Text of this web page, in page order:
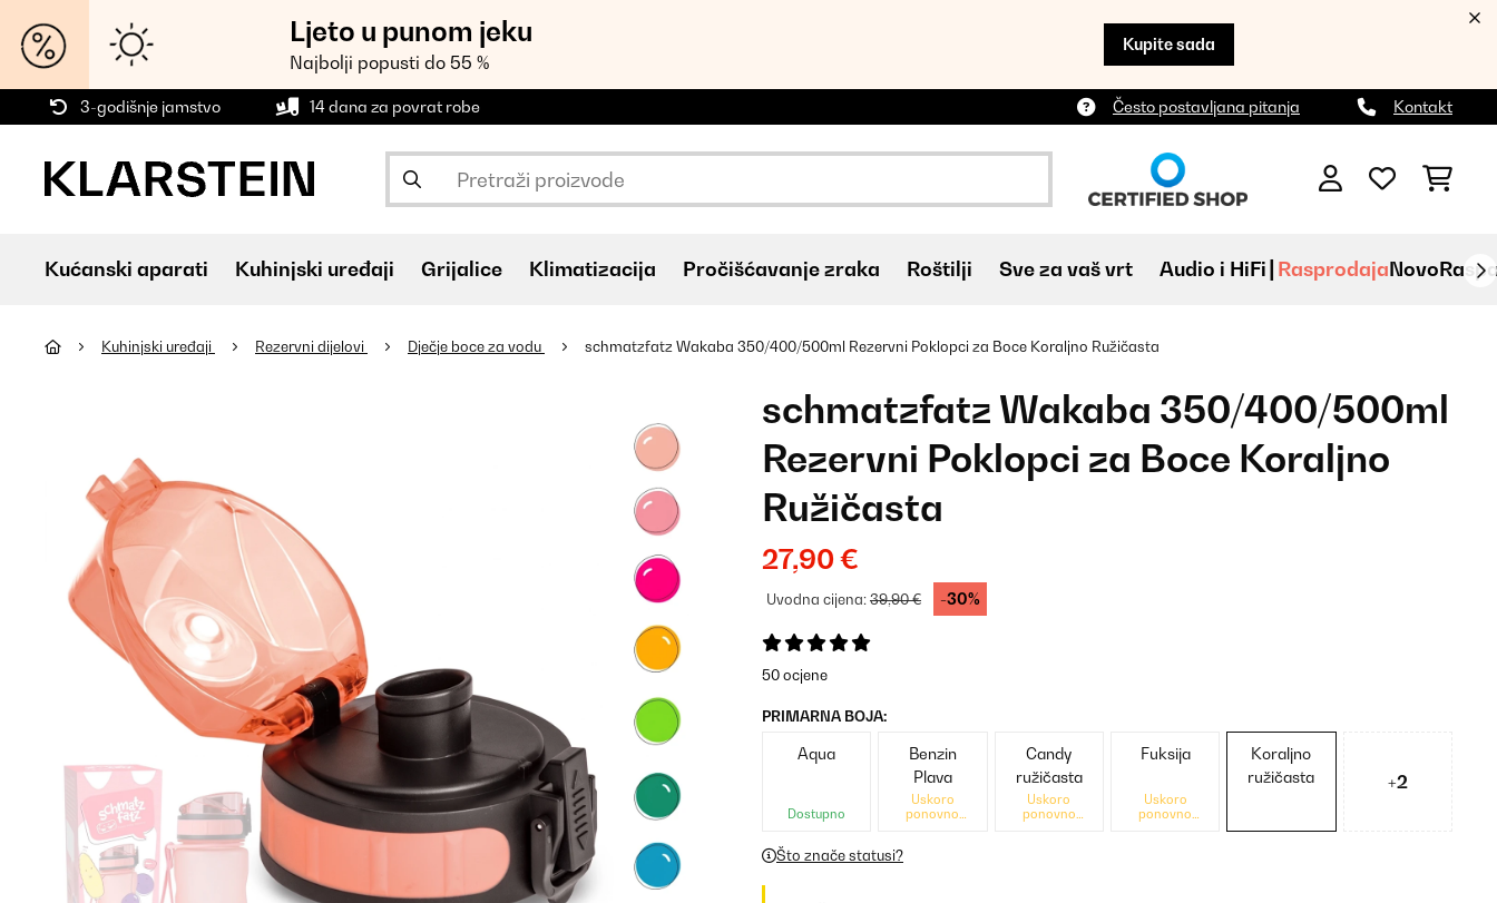
Ljeto u punom jeku
Najbolji popusti do 55 %
Kupite sada
3-godišnje jamstvo 14 dana za povrat robe Često postavljana pitanja Kontakt
Kućanski aparati Kuhinjski uređaji Grijalice Klimatizacija Pročišćavanje zraka Roštilji Sve za vaš vrt Audio i HiFi RasprodajaNovo
Kuhinjski uređaji Rezervni dijelovi Dječje boce za vodu schmatzfatz Wakaba 350/400/500ml Rezervni Poklopci za Boce Koraljno Ružičasta
schmatzfatz Wakaba 350/400/500ml
Rezervni Poklopci za Boce Koraljno
Ružičasta
27,90 €
Uvodna cijena:39,90 € -30%
50 ocjene
PRIMARNA BOJA:
Aqua
Dostupno
Benzin
Plava
Uskoro
ponovno
Candy
ružičasta
Uskoro
ponovno
Fuksija
Uskoro
ponovno
Koraljno
ružičasta
+2
Što znače statusi?